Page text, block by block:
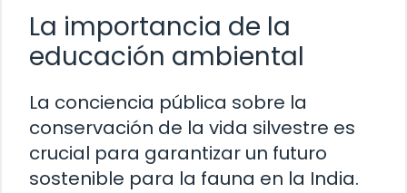
La importancia de la
educación ambiental
La conciencia pública sobre la
conservación de la vida silvestre es
crucial para garantizar un futuro
sostenible para la fauna en la India.